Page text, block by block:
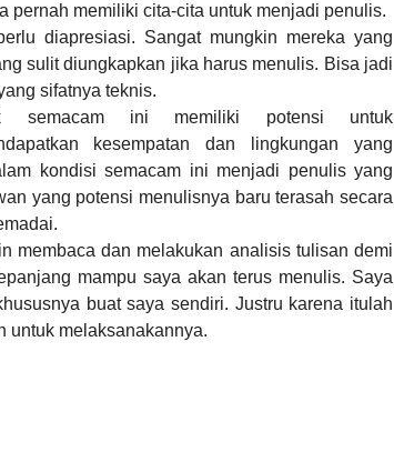
pernah memiliki cita-cita untuk menjadi penulis.
diapresiasi. Sangat mungkin mereka yang
sulit diungkapkan jika harus menulis. Bisa jadi
sifatnya teknis.
semacam ini memiliki potensi untuk
kesempatan dan lingkungan yang
kondisi semacam ini menjadi penulis yang
yang potensi menulisnya baru terasah secara
membaca dan melakukan analisis tulisan demi
mampu saya akan terus menulis. Saya
buat saya sendiri. Justru karena itulah
untuk melaksanakannya.